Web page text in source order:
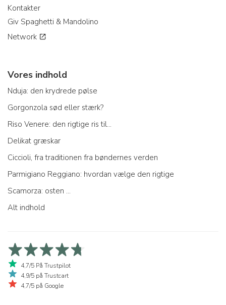
Kontakter
Giv Spaghetti & Mandolino
Network
Vores indhold
Nduja: den krydrede pølse
Gorgonzola sød eller stærk?
Riso Venere: den rigtige ris til...
Delikat græskar
Ciccioli, fra traditionen fra bøndernes verden
Parmigiano Reggiano: hvordan vælge den rigtige
Scamorza: osten ...
Alt indhold
4,7/5 På Trustpilot
4,9/5 på Trustcart
4,7/5 på Google